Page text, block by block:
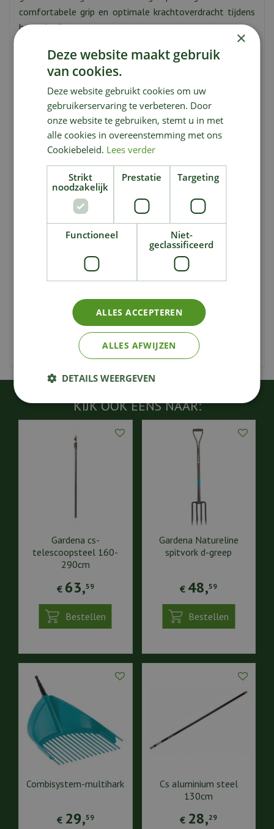
comfortabele grip en optimale krachtoverdracht tijdens
het gebruik.
De NatureLine spade is onderdeel van de
milieuvriendelijke NatureLine-serie van Gardena. De spade
is gemaakt van FSC-gecertificeerd hout, afkomstig uit
duurzaam beheerde bossen. Dit maakt de spade niet
alleen functioneel, maar ook milieubewust.
Of je nu een nieuwe tuin aanlegt, borders creëert of
planten verplaatst, de Gardena NatureLine spade met T-
greep staat voor je klaar. Met zijn stevige constructie en
ergonomisch ontwerp biedt deze spade de nodige
ondersteuning voor al je graafwerkzaamheden.
Maak je tuinwerk gemakkelijker en efficiënter met de
Gardena NatureLine spade met T-greep. Ontdek de
kwaliteit en functionaliteit van dit hoogwaardige
tuingereedschap.
KIJK OOK EENS NAAR:
Gardena cs-
telescoopsteel 160-
290cm
€ 63,59
Bestellen
Gardena Natureline
spitvork d-greep
€ 48,59
Bestellen
Combisystem-multihark
€ 29,59
Cs aluminium steel
130cm
€ 28,29
×
Deze website maakt gebruik
van cookies.
Deze website gebruikt cookies om uw
gebruikerservaring te verbeteren. Door
onze website te gebruiken, stemt u in met
alle cookies in overeenstemming met ons
Cookiebeleid. Lees verder
Strikt
noodzakelijk
Prestatie Targeting
Functioneel
Niet-
geclassificeerd
ALLES ACCEPTEREN
ALLES AFWIJZEN
DETAILS WEERGEVEN